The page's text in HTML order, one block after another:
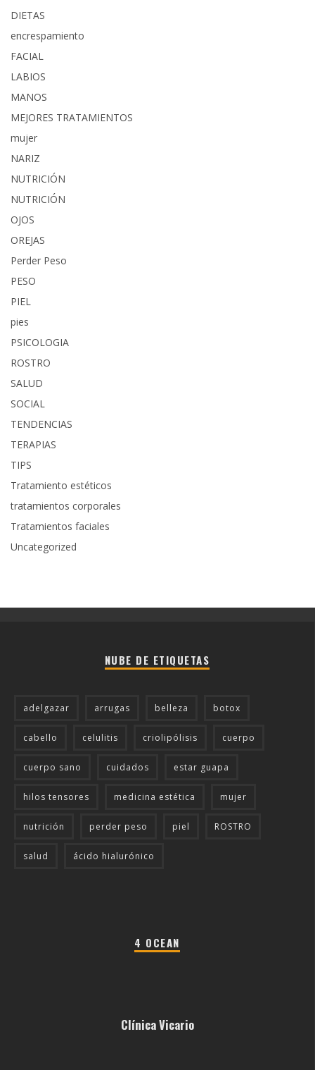
DIETAS
encrespamiento
FACIAL
LABIOS
MANOS
MEJORES TRATAMIENTOS
mujer
NARIZ
NUTRICIÓN
NUTRICIÓN
OJOS
OREJAS
Perder Peso
PESO
PIEL
pies
PSICOLOGIA
ROSTRO
SALUD
SOCIAL
TENDENCIAS
TERAPIAS
TIPS
Tratamiento estéticos
tratamientos corporales
Tratamientos faciales
Uncategorized
NUBE DE ETIQUETAS
adelgazar arrugas belleza botox
cabello celulitis criolipólisis cuerpo
cuerpo sano cuidados estar guapa
hilos tensores medicina estética mujer
nutrición perder peso piel ROSTRO
salud ácido hialurónico
4 OCEAN
Clínica Vicario